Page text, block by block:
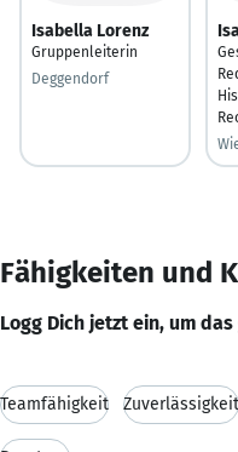
Isabella Lorenz
Gruppenleiterin
Deggendorf
Fähigkeiten und
Logg Dich jetzt ein, um
Teamfähigkeit Zuverlässigkeit